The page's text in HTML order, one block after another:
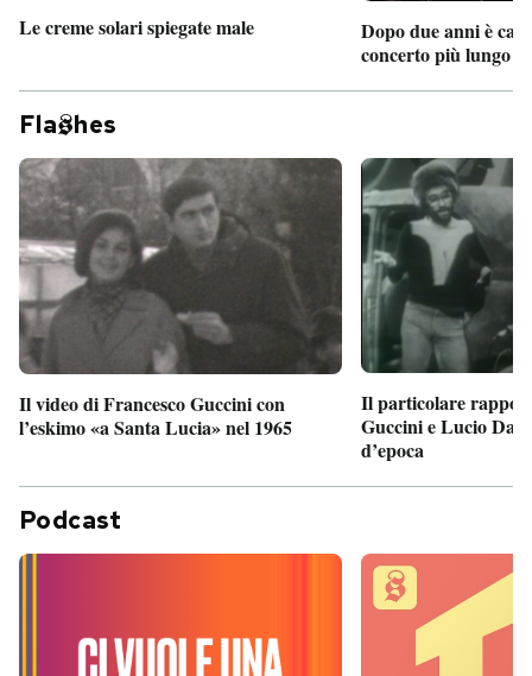
Le creme solari spiegate male
Dopo due anni è
concerto più lungo
Fla hes
Il video di Francesco Guccini con
l’eskimo «a Santa Lucia» nel 1965
Il particolare
Guccini e Lucio
d’epoca
Podcast